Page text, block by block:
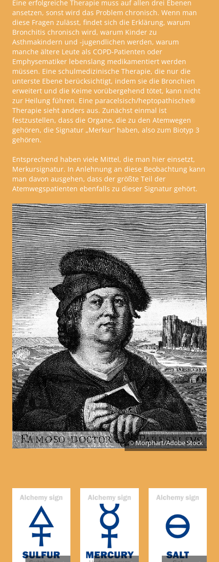
Eine erfolgreiche Therapie muss auf allen drei Ebenen
ansetzen, sonst wird das Problem chronisch. Wenn man
diese Fragen zulässt, findet sich die Erklärung, warum
Bronchitis chronisch wird, warum Kinder zu
Asthmakindern und -jugendlichen werden, warum
manche ältere Leute als COPD-Patienten oder
Emphysematiker lebenslang medikamentiert werden
müssen. Eine schulmedizinische Therapie, die nur die
unterste Ebene berücksichtigt, indem sie die Bronchien
erweitert und die Keime vorübergehend tötet, kann nicht
zur Heilung führen. Eine paracelsisch/heptopathische®
Therapie sieht anders aus. Zunächst einmal ist
festzustellen, dass die Organe, die zu den Atemwegen
gehören, die Signatur „Merkur”haben, also zum Biotyp 3
gehören.
Entsprechend haben viele Mittel, die man hier einsetzt,
Merkursignatur. In Anlehnung an diese Beobachtung kann
man davon ausgehen, dass der größte Teil der
Atemwegspatienten ebenfalls zu dieser Signatur gehört.
© Morphart/Adobe Stock